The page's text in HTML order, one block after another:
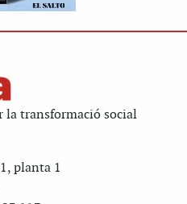
la transformació social
planta 1